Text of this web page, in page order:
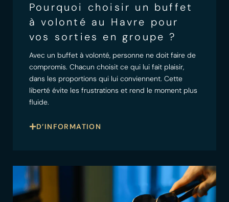
Pourquoi choisir un buffet
à volonté au Havre pour
vos sorties en groupe ?
Avec un buffet à volonté, personne ne doit faire de
compromis. Chacun choisit ce qui lui fait plaisir,
dans les proportions qui lui conviennent. Cette
liberté évite les frustrations et rend le moment plus
fluide.
D’INFORMATION